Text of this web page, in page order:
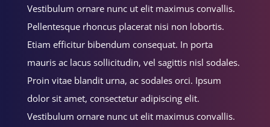
Vestibulum ornare nunc ut elit maximus convallis.
Pellentesque rhoncus placerat nisi non lobortis.
Etiam efficitur bibendum consequat. In porta
mauris ac lacus sollicitudin, vel sagittis nisl sodales.
Proin vitae blandit urna, ac sodales orci. Ipsum
dolor sit amet, consectetur adipiscing elit.
Vestibulum ornare nunc ut elit maximus convallis.